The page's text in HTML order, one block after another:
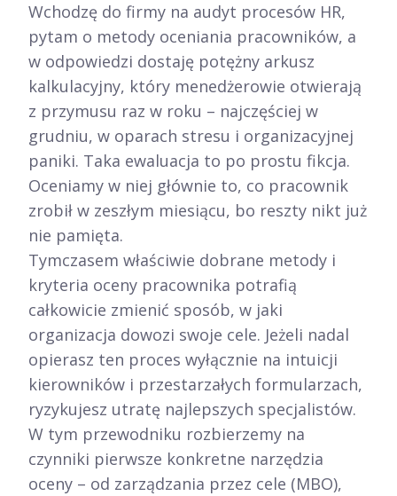
Wchodzę do firmy na audyt procesów HR,
pytam o metody oceniania pracowników, a
w odpowiedzi dostaję potężny arkusz
kalkulacyjny, który menedżerowie otwierają
z przymusu raz w roku – najczęściej w
grudniu, w oparach stresu i organizacyjnej
paniki. Taka ewaluacja to po prostu fikcja.
Oceniamy w niej głównie to, co pracownik
zrobił w zeszłym miesiącu, bo reszty nikt już
nie pamięta.
Tymczasem właściwie dobrane metody i
kryteria oceny pracownika potrafią
całkowicie zmienić sposób, w jaki
organizacja dowozi swoje cele. Jeżeli nadal
opierasz ten proces wyłącznie na intuicji
kierowników i przestarzałych formularzach,
ryzykujesz utratę najlepszych specjalistów.
W tym przewodniku rozbierzemy na
czynniki pierwsze konkretne narzędzia
oceny – od zarządzania przez cele (MBO),